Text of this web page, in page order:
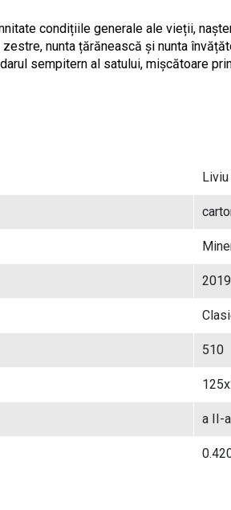
condițiile generale ale vieții,
nunta țărănească și nunta
sempitern al satului, mișcătoare
Liviu
2019
510
a II-a